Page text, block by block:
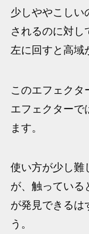
少しややこしい
されるのに対し
左に回すと高域
このエフェクタ
エフェクターで
ます。
使い方が少し難
が、触っている
が発見できるは
う。